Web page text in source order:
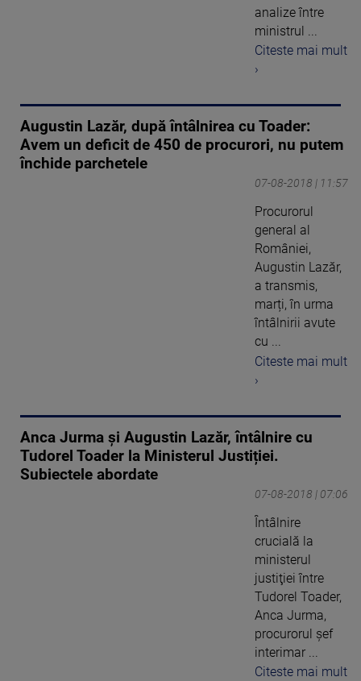
analize între
ministrul ...
Citeste mai mult
›
Augustin Lazăr, după întâlnirea cu Toader:
Avem un deficit de 450 de procurori, nu putem
închide parchetele
07-08-2018 | 11:57
Procurorul
general al
României,
Augustin Lazăr,
a transmis,
marți, în urma
întâlnirii avute
cu ...
Citeste mai mult
›
Anca Jurma și Augustin Lazăr, întâlnire cu
Tudorel Toader la Ministerul Justiției.
Subiectele abordate
07-08-2018 | 07:06
Întâlnire
crucială la
ministerul
justiţiei între
Tudorel Toader,
Anca Jurma,
procurorul şef
interimar ...
Citeste mai mult